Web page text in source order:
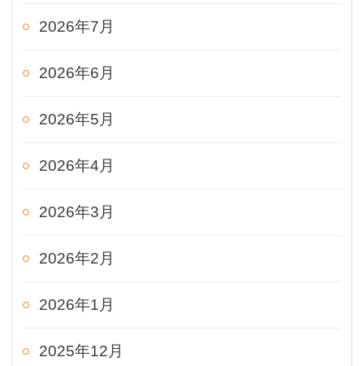
2026年7月
2026年6月
2026年5月
2026年4月
2026年3月
2026年2月
2026年1月
2025年12月